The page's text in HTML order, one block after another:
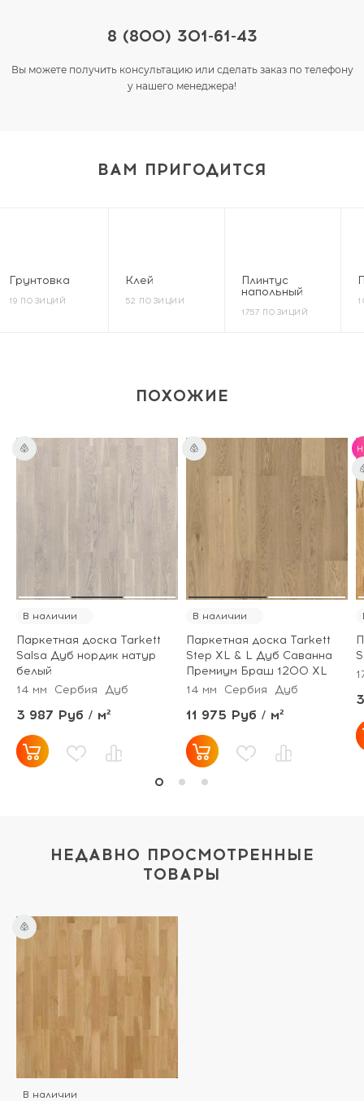
8 (800) 301-61-43
Вы можете получить консультацию или сделать заказ по телефону
у нашего менеджера!
ВАМ ПРИГОДИТСЯ
Грунтовка
19 ПОЗИЦИЙ
Клей
52 ПОЗИЦИИ
Плинтус
напольный
1757 ПОЗИЦИЙ
ПОХОЖИЕ
В наличии
Паркетная доска Tarkett
Salsa Дуб нордик натур
белый
14 мм
Сербия Дуб
3 987 Руб / м²
В наличии
Паркетная доска Tarkett
Step XL & L Дуб Саванна
Премиум Браш 1200 XL
14 мм
Сербия Дуб
11 975 Руб / м²
НЕДАВНО ПРОСМОТРЕННЫЕ
ТОВАРЫ
В наличии